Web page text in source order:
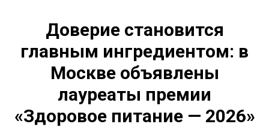
Доверие становится
главным ингредиентом: в
Москве объявлены
лауреаты премии
«Здоровое питание — 2026»